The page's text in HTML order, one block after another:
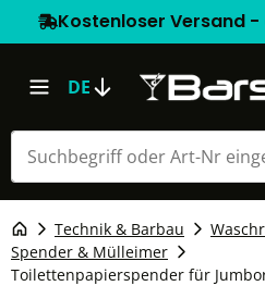
Kostenloser Versand
DE
Technik & Barbau
Spender & Mülleimer
Toilettenpapierspender für